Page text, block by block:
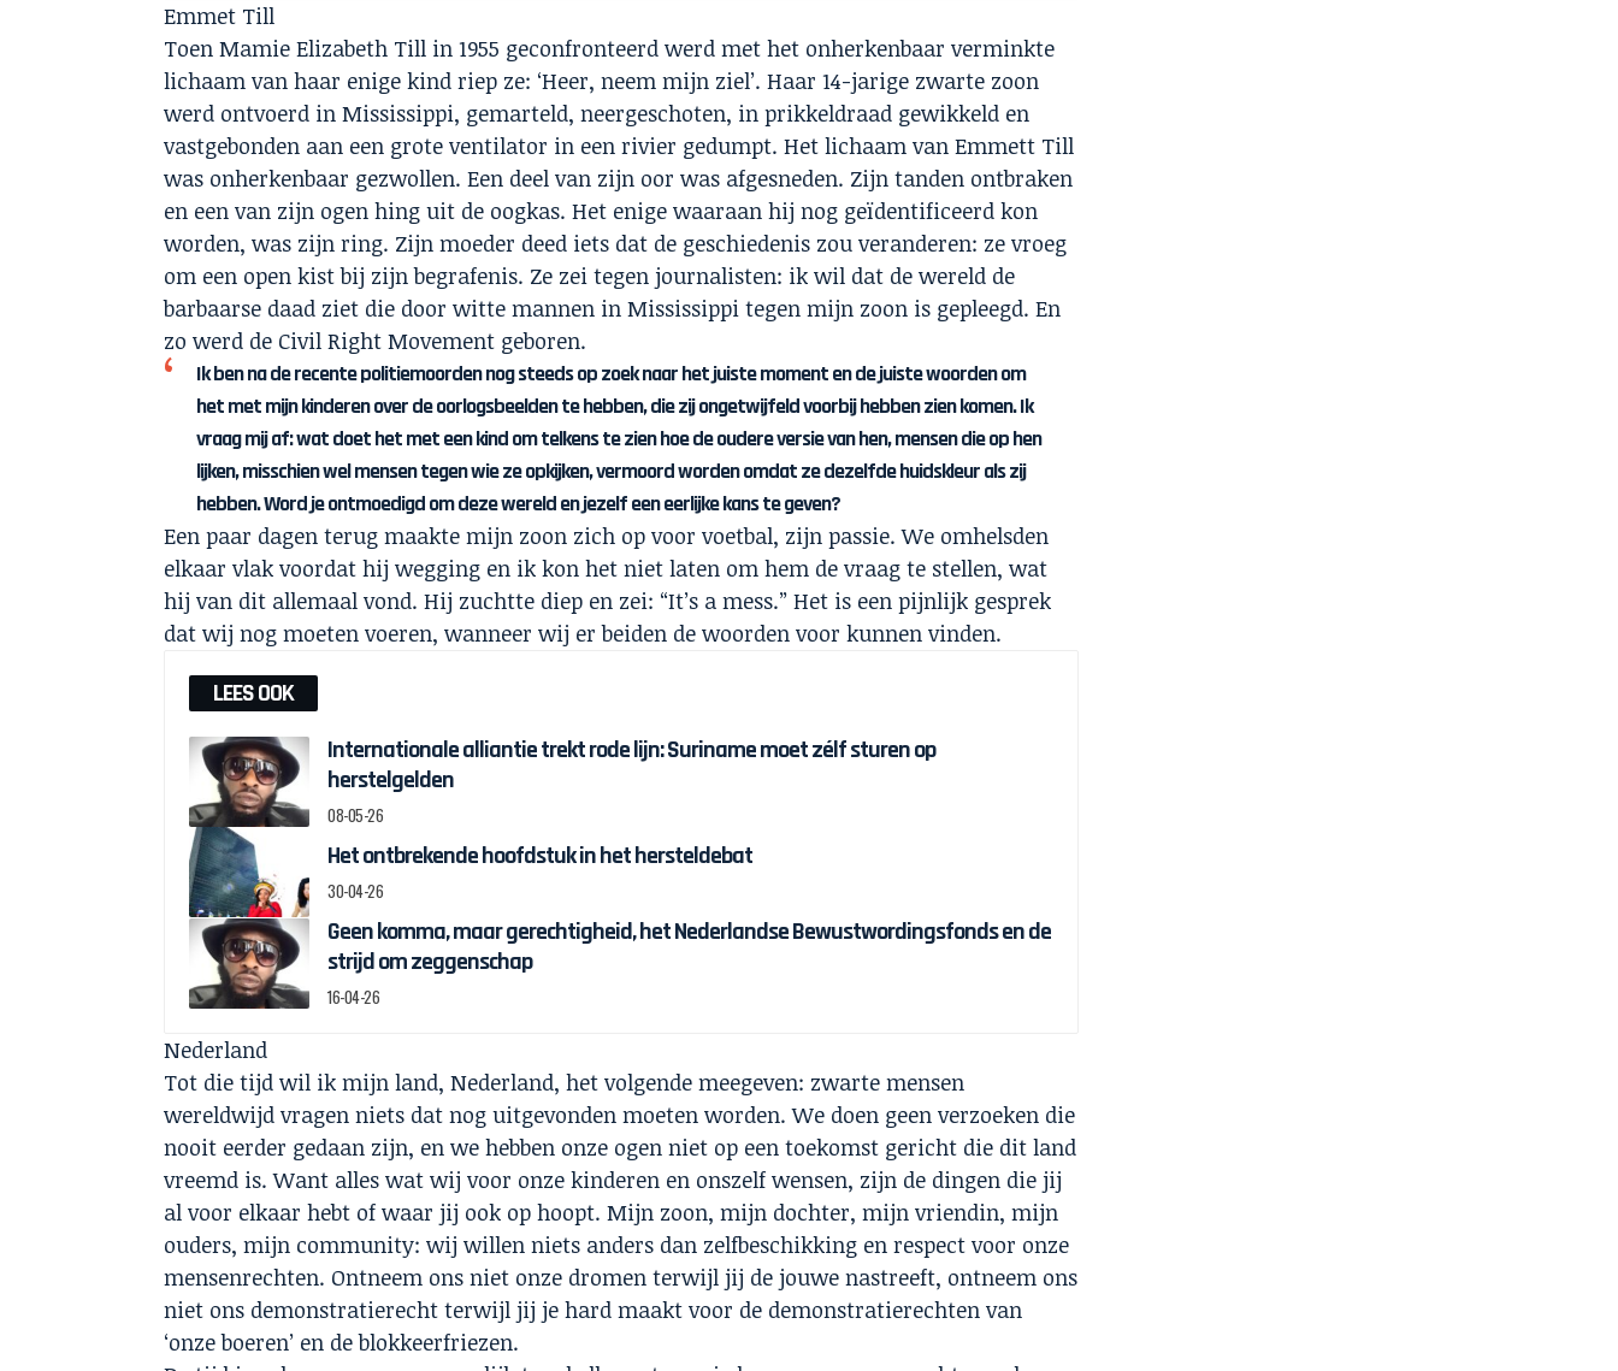
Emmet Till
Toen Mamie Elizabeth Till in 1955 geconfronteerd werd met het onherkenbaar verminkte
lichaam van haar enige kind riep ze: ‘Heer, neem mijn ziel’. Haar 14-jarige zwarte zoon
werd ontvoerd in Mississippi, gemarteld, neergeschoten, in prikkeldraad gewikkeld en
vastgebonden aan een grote ventilator in een rivier gedumpt. Het lichaam van Emmett Till
was onherkenbaar gezwollen. Een deel van zijn oor was afgesneden. Zijn tanden ontbraken
en een van zijn ogen hing uit de oogkas. Het enige waaraan hij nog geïdentificeerd kon
worden, was zijn ring. Zijn moeder deed iets dat de geschiedenis zou veranderen: ze vroeg
om een open kist bij zijn begrafenis. Ze zei tegen journalisten: ik wil dat de wereld de
barbaarse daad ziet die door witte mannen in Mississippi tegen mijn zoon is gepleegd. En
zo werd de Civil Right Movement geboren.
Ik ben na de recente politiemoorden nog steeds op zoek naar het juiste moment en de juiste woorden om
het met mijn kinderen over de oorlogsbeelden te hebben, die zij ongetwijfeld voorbij hebben zien komen. Ik
vraag mij af: wat doet het met een kind om telkens te zien hoe de oudere versie van hen, mensen die op hen
lijken, misschien wel mensen tegen wie ze opkijken, vermoord worden omdat ze dezelfde huidskleur als zij
hebben. Word je ontmoedigd om deze wereld en jezelf een eerlijke kans te geven?
Een paar dagen terug maakte mijn zoon zich op voor voetbal, zijn passie. We omhelsden
elkaar vlak voordat hij wegging en ik kon het niet laten om hem de vraag te stellen, wat
hij van dit allemaal vond. Hij zuchtte diep en zei: “It’s a mess.” Het is een pijnlijk gesprek
dat wij nog moeten voeren, wanneer wij er beiden de woorden voor kunnen vinden.
LEES OOK
Internationale alliantie trekt rode lijn: Suriname moet zélf sturen op
herstelgelden
08-05-26
Het ontbrekende hoofdstuk in het hersteldebat
30-04-26
Geen komma, maar gerechtigheid, het Nederlandse Bewustwordingsfonds en de
strijd om zeggenschap
16-04-26
Nederland
Tot die tijd wil ik mijn land, Nederland, het volgende meegeven: zwarte mensen
wereldwijd vragen niets dat nog uitgevonden moeten worden. We doen geen verzoeken die
nooit eerder gedaan zijn, en we hebben onze ogen niet op een toekomst gericht die dit land
vreemd is. Want alles wat wij voor onze kinderen en onszelf wensen, zijn de dingen die jij
al voor elkaar hebt of waar jij ook op hoopt. Mijn zoon, mijn dochter, mijn vriendin, mijn
ouders, mijn community: wij willen niets anders dan zelfbeschikking en respect voor onze
mensenrechten. Ontneem ons niet onze dromen terwijl jij de jouwe nastreeft, ontneem ons
niet ons demonstratierecht terwijl jij je hard maakt voor de demonstratierechten van
‘onze boeren’ en de blokkeerfriezen.